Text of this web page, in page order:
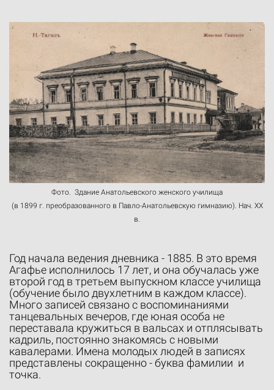
Фото. Здание Анатольевского женского училища
(в 1899 г. преобразованного в Павло-Анатольевскую гимназию). Нач. ХХ
в.
Год начала ведения дневника - 1885. В это время
Агафье исполнилось 17 лет, и она обучалась уже
второй год в третьем выпускном классе училища
(обучение было двухлетним в каждом классе).
Много записей связано с воспоминаниями
танцевальных вечеров, где юная особа не
переставала кружиться в вальсах и отплясывать
кадриль, постоянно знакомясь с новыми
кавалерами. Имена молодых людей в записях
представлены сокращенно - буква фамилии и
точка.